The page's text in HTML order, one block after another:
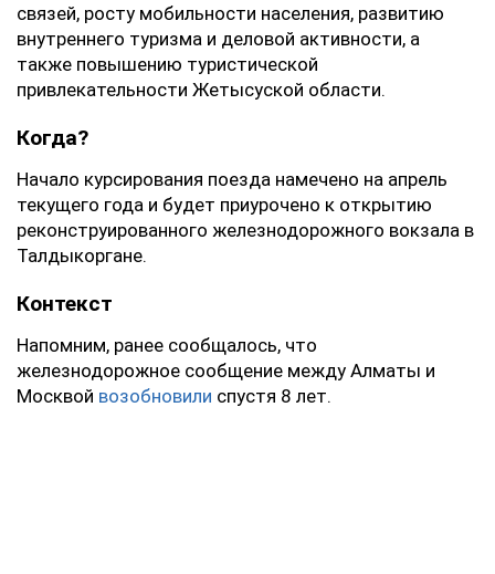
связей, росту мобильности населения, развитию
внутреннего туризма и деловой активности, а
также повышению туристической
привлекательности Жетысуской области.
Когда?
Начало курсирования поезда намечено на апрель
текущего года и будет приурочено к открытию
реконструированного железнодорожного вокзала в
Талдыкоргане.
Контекст
Напомним, ранее сообщалось, что
железнодорожное сообщение между Алматы и
Москвой возобновили спустя 8 лет.